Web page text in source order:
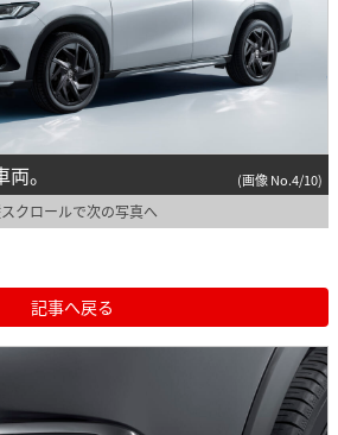
。 (画像 No.4/10)
クロールで次の写真へ
記事へ戻る